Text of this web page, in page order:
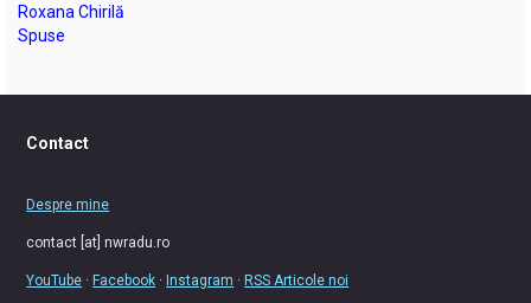
Roxana Chirilă
Spuse
Contact
Despre mine
contact [at] nwradu.ro
YouTube ·Facebook ·Instagram ·RSS Articole noi